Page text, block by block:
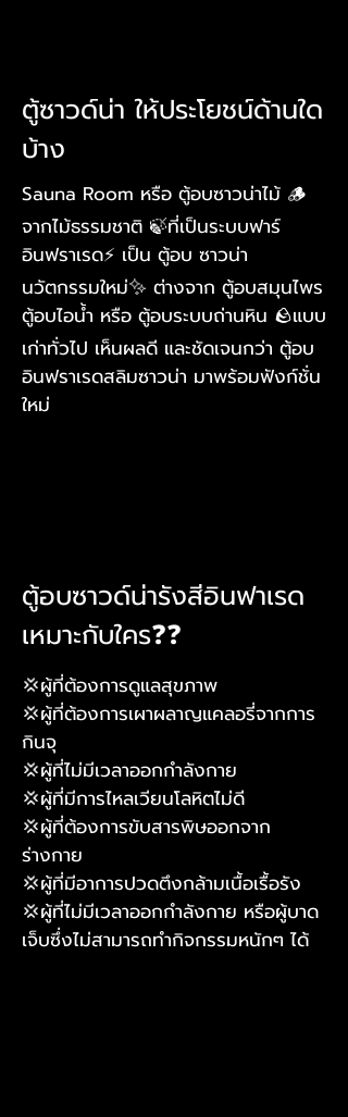
ตู้ซาวด์น่า ให้ประโยชน์ด้านใด
บ้าง
Sauna Room หรือ ตู้อบซาวน่าไม้ 🪵
จากไม้ธรรมชาติ 🍃ที่เป็นระบบฟาร์
อินฟราเรด⚡️ เป็น ตู้อบ ซาวน่า
นวัตกรรมใหม่✨ ต่างจาก ตู้อบสมุนไพร
ตู้อบไอน้ำ หรือ ตู้อบระบบถ่านหิน 🪨แบบ
เก่าทั่วไป เห็นผลดี และชัดเจนกว่า ตู้อบ
อินฟราเรดสลิมซาวน่า มาพร้อมฟังก์ชั่น
ใหม่
ตู้อบซาวด์น่ารังสีอินฟาเรด
เหมาะกับใคร❓❓
💢ผู้ที่ต้องการดูแลสุขภาพ
💢ผู้ที่ต้องการเผาผลาญแคลอรี่จากการ
กินจุ
💢ผู้ที่ไม่มีเวลาออกกำลังกาย
💢ผู้ที่มีการไหลเวียนโลหิตไม่ดี
💢ผู้ที่ต้องการขับสารพิษออกจาก
ร่างกาย
💢ผู้ที่มีอาการปวดตึงกล้ามเนื้อเรื้อรัง
💢ผู้ที่ไม่มีเวลาออกกำลังกาย หรือผู้บาด
เจ็บซึ่งไม่สามารถทำกิจกรรมหนักๆ ได้